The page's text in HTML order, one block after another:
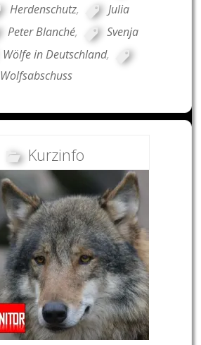
Herdenschutz,
Julia
Peter Blanché,
Svenja
Wölfe in Deutschland,
Wolfsabschuss
Kurzinfo